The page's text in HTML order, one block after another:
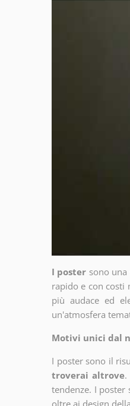
I poster sono
rapido e con costi
più audace ed
un'atmosfera
Motivi unici dal
I poster sono il
troverai altrove.
tendenze. I